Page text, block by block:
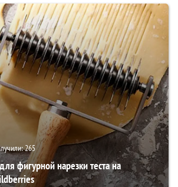
265
фигурной нарезки теста на